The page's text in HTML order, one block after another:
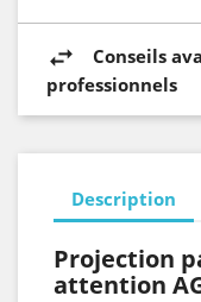
Conseils
professionnels
Description
Projection
attention